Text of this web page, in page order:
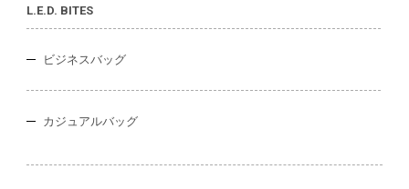
L.E.D. BITES
ビジネスバッグ
カジュアルバッグ